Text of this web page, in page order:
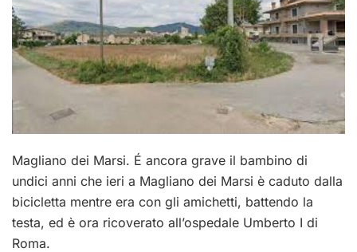
Magliano dei Marsi. É ancora grave il bambino di
undici anni che ieri a Magliano dei Marsi è caduto dalla
bicicletta mentre era con gli amichetti, battendo la
testa, ed è ora ricoverato all’ospedale Umberto I di
Roma.